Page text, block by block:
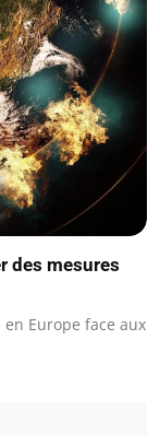
des mesures
en Europe face aux